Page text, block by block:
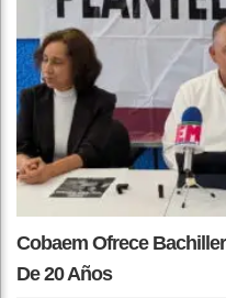
Cobaem Ofrece
De 20 Años